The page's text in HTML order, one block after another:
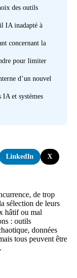
des outils
IA inadapté à
concernant la
pour limiter
d’un nouvel
et systèmes
LinkedIn X
de trop
sélection de leurs
hâtif ou mal
: outils
données
tous peuvent être